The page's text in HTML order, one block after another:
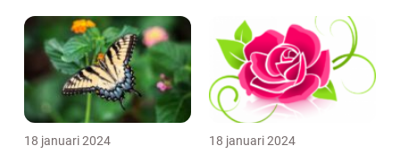
18 januari 2024 18 januari 2024